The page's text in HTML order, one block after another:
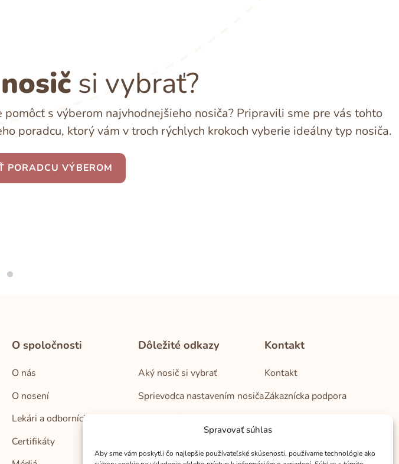
Spravovať súhlas
Aby sme vám poskytli čo najlepšie používateľské skúsenosti, používame technológie ako
si vybrať?
pomôcť s výberom najvhodnejšieho nosiča? Pripravili sme pre vás tohto
poradcu, ktorý vám v troch rýchlych krokoch vyberie ideálny typ nosiča.
PORADCU VÝBEROM
O spoločnosti
O nás
O nosení
Lekári a odborníci
Certifikáty
Dôležité odkazy
Aký nosič si vybrať
Sprievodca nastavením nosiča
Obchodné podmienky
údajov
Kontakt
Kontakt
Zákaznícka podpora